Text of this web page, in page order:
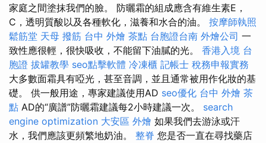
家庭之間塗抹我們的臉。 防曬霜的組成應含有維生素E，
C，透明質酸以及各種軟化，滋養和水合的油。 按摩師執照
鬆筋堂 天母 撥筋 台中 外燴 茶點 台胞證台南 外燴公司 一
致性應很輕，很快吸收，不能留下油膩的光。 香港入境 台
胞證 拔罐教學 seo點擊軟體 冷凍櫃 記帳士 稅務申報實務
大多數面霜具有啞光，甚至音調，並且通常被用作化妝的基
礎。 供一般用途，專家建議使用AD seo優化 台中 外燴 茶
點 AD的“廣譜”防曬霜建議每2小時建議一次。 search
engine optimization 大安區 外燴 如果我們去游泳或汗
水，我們應該更頻繁地奶油。 整脊 您是否一直在尋找藥店